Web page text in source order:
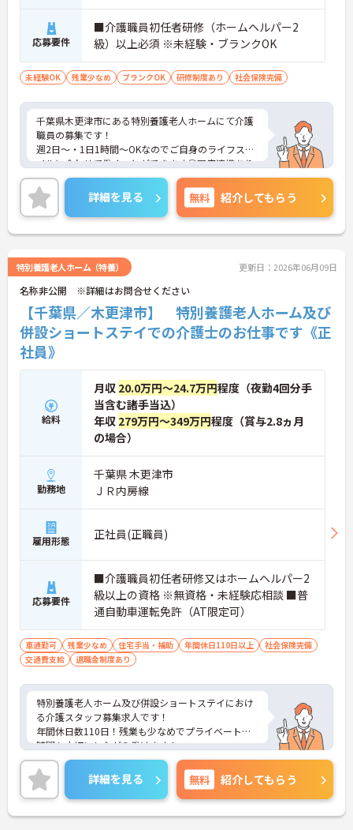
応募要件
■介護職員初任者研修（ホームヘルパー2
級）以上必須 ※未経験・ブランクOK
未経験OK 残業少なめ ブランクOK 研修制度あり 社会保険完備
千葉県木更津市にある特別養護老人ホームにて介護
職員の募集です！
週2日～・1日1時間～OKなのでご自身のライフスタ
イルに合わせて働くことができます◎医療連携あり
で安心スタートできる特養のお仕事です☆
ご興味のある方には、面接対策ポイントなど、さら
に詳細をお話しいたしますのでお気軽にご相談くだ
さい！
詳細を見る 無料 紹介してもらう
特別養護老人ホーム（特養） 更新日：2026年06月09日
名称非公開 ※詳細はお問合せください
【千葉県／木更津市】 特別養護老人ホーム及び
併設ショートステイでの介護士のお仕事です《正
社員》
給料
月収 20.0万円～24.7万円程度（夜勤4回分手
当含む諸手当込）
年収 279万円～349万円程度（賞与2.8ヵ月
の場合）
勤務地
千葉県 木更津市
ＪＲ内房線
雇用形態 正社員(正職員)
応募要件
■介護職員初任者研修又はホームヘルパー2
級以上の資格 ※無資格・未経験応相談 ■普
通自動車運転免許（AT限定可）
車通勤可 残業少なめ 住宅手当・補助 年間休日110日以上
社会保険完備
交通費支給
退職金制度あり
特別養護老人ホーム及び併設ショートステイにおけ
る介護スタッフ募集求人です！
年間休日数110日！残業も少なめでプライベートな
時間も大切にしながら働けます！
ご興味ある方には、面接のポイントなど、さらに詳
細をお話致しますのでお気軽にご相談ください。
詳細を見る 無料 紹介してもらう